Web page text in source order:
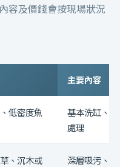
容及價錢會按現場狀況
主要內容
低密度魚
基本洗缸、
處理
、沉木或
深層吸污、